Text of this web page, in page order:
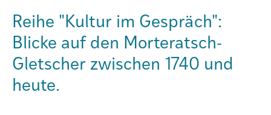
Progetti
Pubblicazioni
Reihe "Kultur im Gespräch":
Blicke auf den Morteratsch-
Gletscher zwischen 1740 und
heute.